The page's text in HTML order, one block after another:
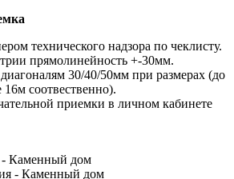
технического надзора по чеклисту.
прямолинейность +-30мм.
30/40/50мм при размерах (до
соотвественно).
приемки в личном кабинете
Каменный дом